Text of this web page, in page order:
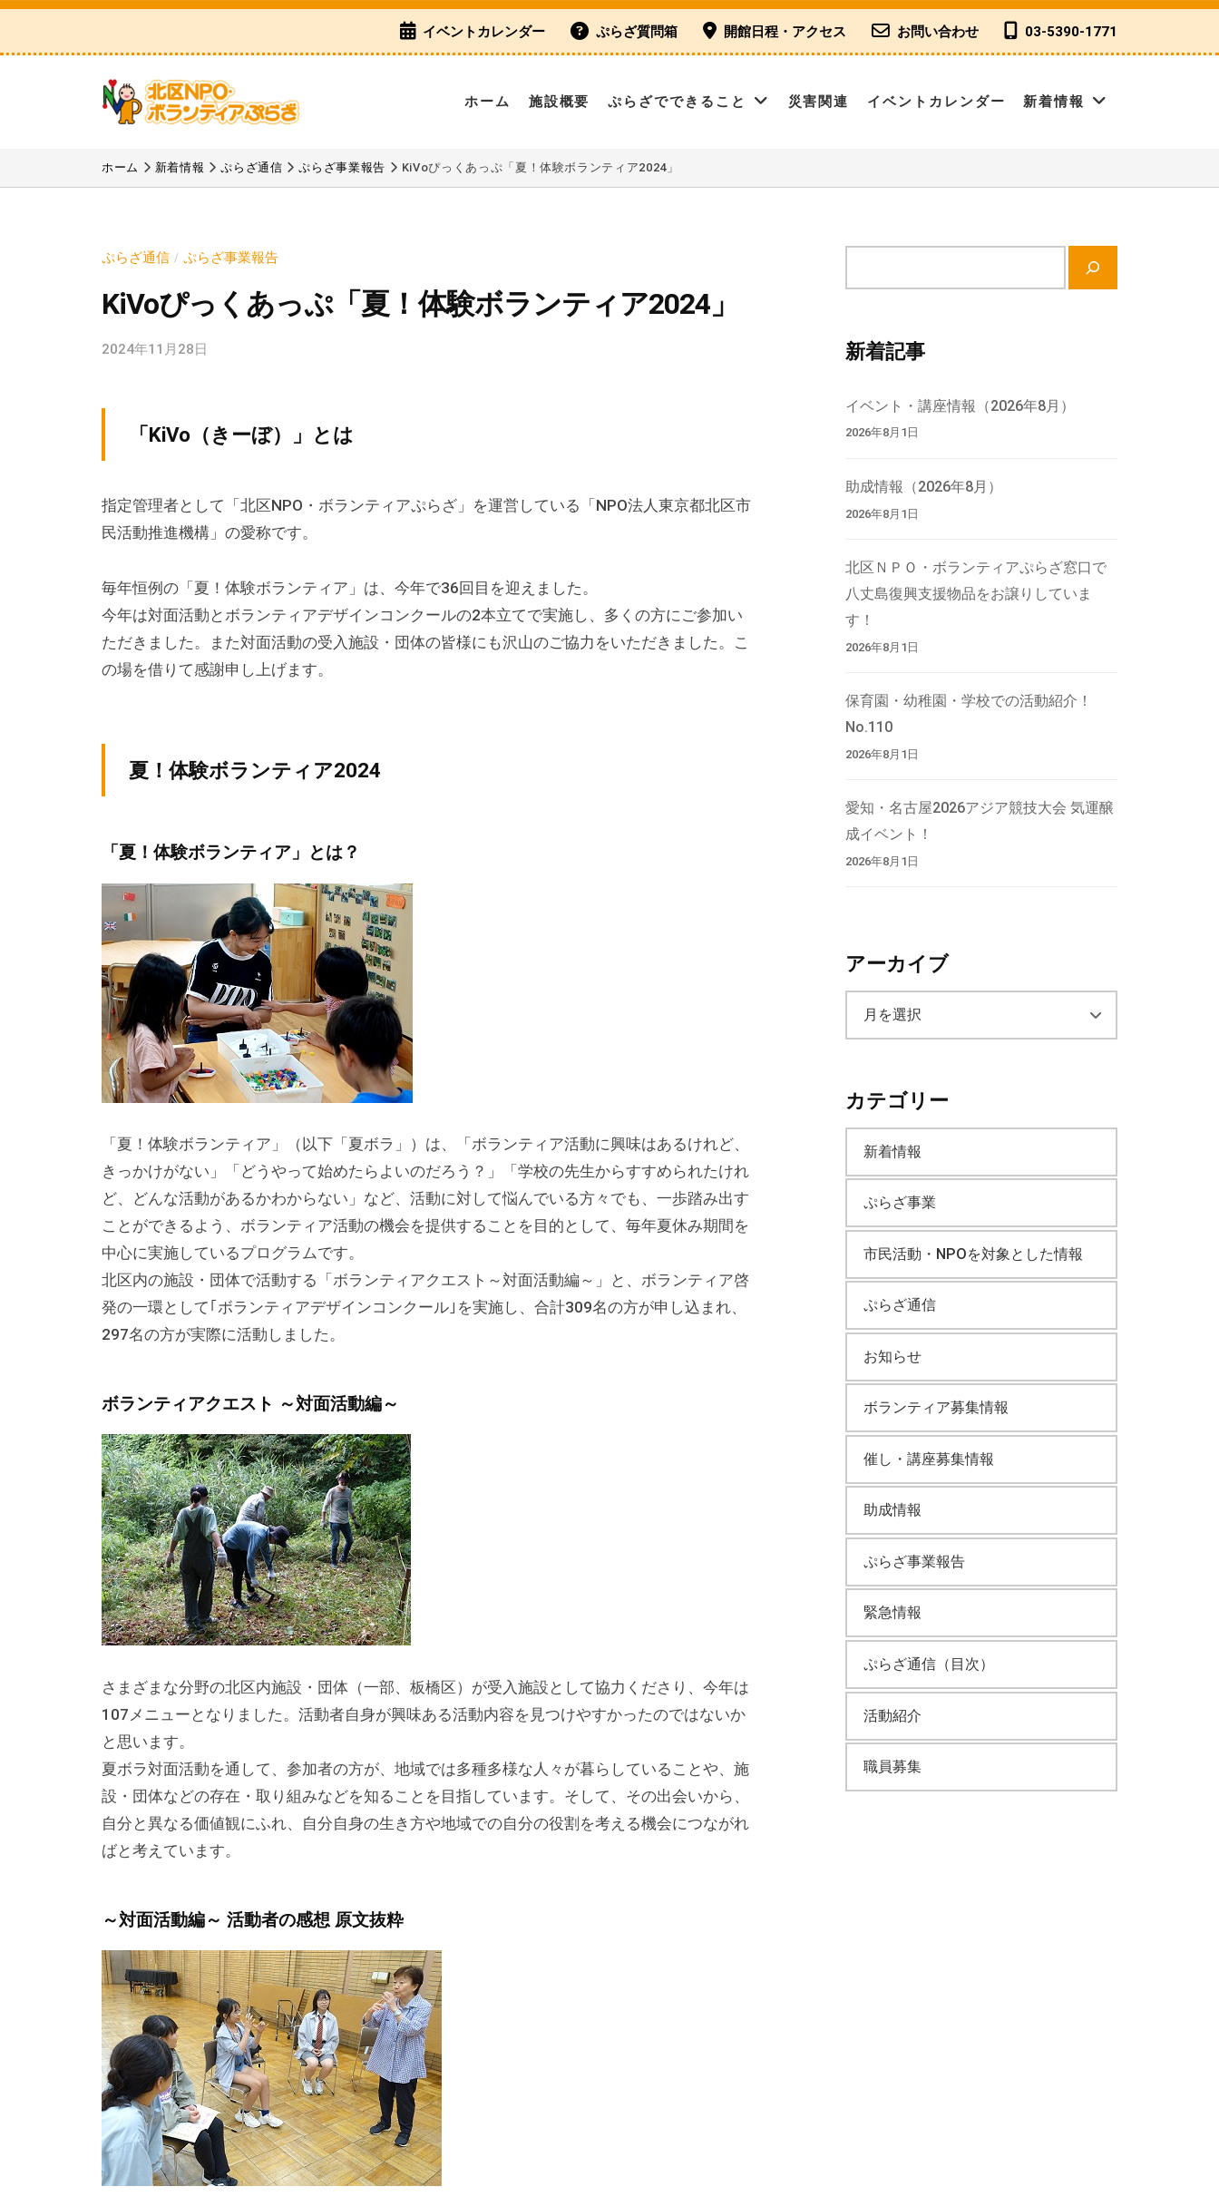
コ
イベントカレンダー ぷらざ質問箱 開館日程・アクセス お問い合わせ 03-5390-1771
区
O
・
ボ
ラ
テ
ぷ
ら
北
区
・
ラ
テ
ア
ら
ざ
は
、
N
P
ボ
ン
ィ
動
の
支
援
や
、
活
に
関
す
る
総
合
的
な
交
流
の
場
で
す
。
様
々
な
し
・
講
座
の
開
催
や
機
材
の
貸
出
な
ど
の
ホーム 施設概要 ぷらざでできること 災害関連 イベントカレンダー 新着情報
ホーム 新着情報 ぷらざ通信 ぷらざ事業報告 KiVoぴっくあっぷ「夏！体験ボランティア2024」
ぷらざ通信 / ぷらざ事業報告
KiVoぴっくあっぷ「夏！体験ボランティア2024」
2024年11月28日
p
m
n
「KiVo（きーぼ）」とは
指定管理者として「北区NPO・ボランティアぷらざ」を運営している「NPO法人東京都北区市
民活動推進機構」の愛称です。
毎年恒例の「夏！体験ボランティア」は、今年で36回目を迎えました。
今年は対面活動とボランティアデザインコンクールの2本立てで実施し、多くの方にご参加い
ただきました。また対面活動の受入施設・団体の皆様にも沢山のご協力をいただきました。こ
の場を借りて感謝申し上げます。
夏！体験ボランティア2024
「夏！体験ボランティア」とは？
「夏！体験ボランティア」（以下「夏ボラ」）は、「ボランティア活動に興味はあるけれど、
きっかけがない」「どうやって始めたらよいのだろう？」「学校の先生からすすめられたけれ
ど、どんな活動があるかわからない」など、活動に対して悩んでいる方々でも、一歩踏み出す
ことができるよう、ボランティア活動の機会を提供することを目的として、毎年夏休み期間を
中心に実施しているプログラムです。
北区内の施設・団体で活動する「ボランティアクエスト～対面活動編～」と、ボランティア啓
発の一環として｢ボランティアデザインコンクール｣を実施し、合計309名の方が申し込まれ、
297名の方が実際に活動しました。
ボランティアクエスト ～対面活動編～
さまざまな分野の北区内施設・団体（一部、板橋区）が受入施設として協力くださり、今年は
107メニューとなりました。活動者自身が興味ある活動内容を見つけやすかったのではないか
と思います。
夏ボラ対面活動を通して、参加者の方が、地域では多種多様な人々が暮らしていることや、施
設・団体などの存在・取り組みなどを知ることを目指しています。そして、その出会いから、
自分と異なる価値観にふれ、自分自身の生き方や地域での自分の役割を考える機会につながれ
ばと考えています。
～対面活動編～ 活動者の感想 原文抜粋
イ
内
検
新着記事
イベント・講座情報（2026年8月）
2026年8月1日
助成情報（2026年8月）
2026年8月1日
北区ＮＰＯ・ボランティアぷらざ窓口で
八丈島復興支援物品をお譲りしていま
す！
2026年8月1日
保育園・幼稚園・学校での活動紹介！
No.110
2026年8月1日
愛知・名古屋2026アジア競技大会 気運醸
成イベント！
2026年8月1日
アーカイブ
カ
カテゴリー
新着情報
ぷらざ事業
市民活動・NPOを対象とした情報
ぷらざ通信
お知らせ
ボランティア募集情報
催し・講座募集情報
助成情報
ぷらざ事業報告
緊急情報
ぷらざ通信（目次）
活動紹介
職員募集
P
O
・
ボ
ン
ア
ら